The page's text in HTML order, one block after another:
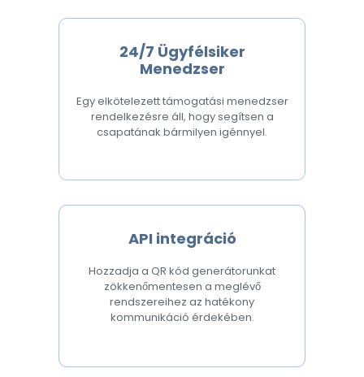
24/7 Ügyfélsiker
Menedzser
Egy elkötelezett támogatási menedzser
rendelkezésre áll, hogy segítsen a
csapatának bármilyen igénnyel.
API integráció
Hozzadja a QR kód generátorunkat
zökkenőmentesen a meglévő
rendszereihez az hatékony
kommunikáció érdekében.